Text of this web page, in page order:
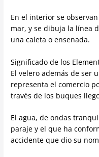
En el interior se
mar, y se dibuja la línea
una caleta o ensenada.
Significado de los
El velero además de ser
representa el comercio
través de los buques
El agua, de ondas
paraje y el que ha
accidente que dio su